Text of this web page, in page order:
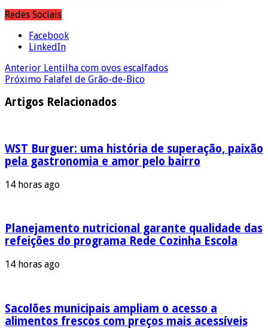
Redes Sociais
Facebook
LinkedIn
Anterior Lentilha com ovos escalfados
Próximo Falafel de Grão-de-Bico
Artigos Relacionados
WST Burguer: uma história de superação, paixão
pela gastronomia e amor pelo bairro
14 horas ago
Planejamento nutricional garante qualidade das
refeições do programa Rede Cozinha Escola
14 horas ago
Sacolões municipais ampliam o acesso a
alimentos frescos com preços mais acessíveis